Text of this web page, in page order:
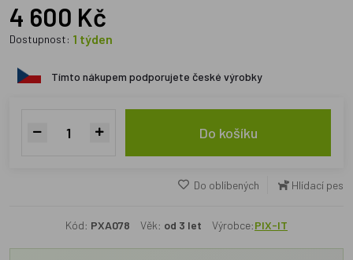
4 600 Kč
Dostupnost: 1 týden
Tímto nákupem podporujete české výrobky
Do košíku
Do oblíbených Hlídací pes
Kód: PXA078 Věk: od 3 let Výrobce:PIX-IT